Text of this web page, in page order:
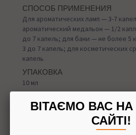
СПОСОБ ПРИМЕНЕНИЯ
Для ароматических ламп — 3-7
ароматический медальон — 1/2
до 7 капель; для бани — не более 5
3 до 7 капель; для косметических
капель
УПАКОВКА
10 мл
Назад вЭфирные
ВІТАЄМО ВАС
САЙТІ!